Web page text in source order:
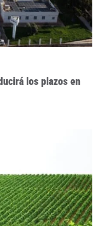
los plazos en